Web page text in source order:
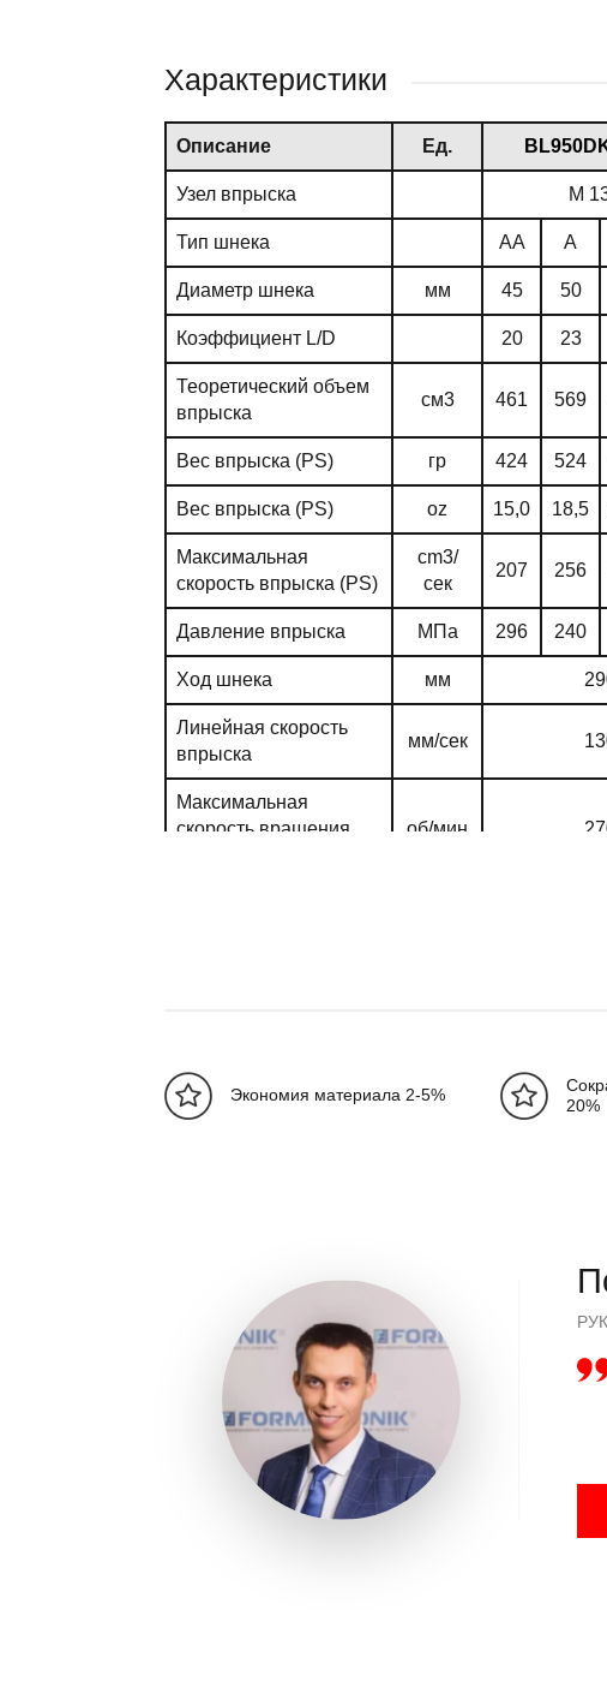
Характеристики
Описание Ед.
Узел впрыска M
Тип шнека AA A
Диаметр шнека мм 45 50
Коэффициент L/D 20 23
Теоретический объем
впрыска
см3 461 569
Вес впрыска (PS) гр 424 524
Вес впрыска (PS) oz 15,0 18,5
Максимальная
скорость впрыска (PS)
cm3/
сек
207 256
Давление впрыска МПа 296 240
Ход шнека мм
Линейная скорость
впрыска
мм/сек
Максимальная
скорость вращения
об/мин
Мощность
нагревателя
кВт 16 20
Межколонное
расстояние
мм x
мм
Ход открытия
Ход раскрытия формы
Минимальная высота
Экономия материала 2-5%
20%